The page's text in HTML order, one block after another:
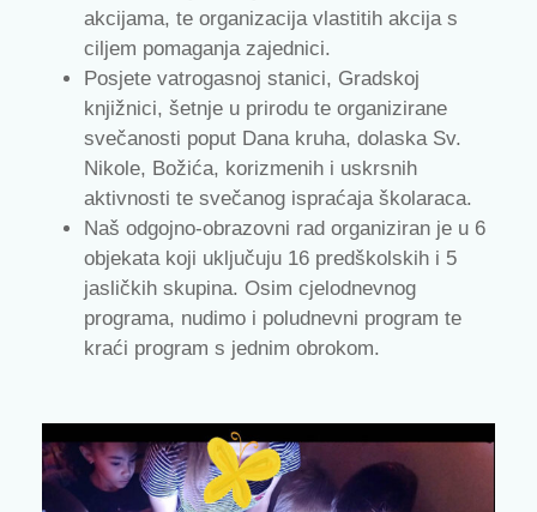
akcijama, te organizacija vlastitih akcija s
ciljem pomaganja zajednici.
Posjete vatrogasnoj stanici, Gradskoj
knjižnici, šetnje u prirodu te organizirane
svečanosti poput Dana kruha, dolaska Sv.
Nikole, Božića, korizmenih i uskrsnih
aktivnosti te svečanog ispraćaja školaraca.
Naš odgojno-obrazovni rad organiziran je u 6
objekata koji uključuju 16 predškolskih i 5
jasličkih skupina. Osim cjelodnevnog
programa, nudimo i poludnevni program te
kraći program s jednim obrokom.